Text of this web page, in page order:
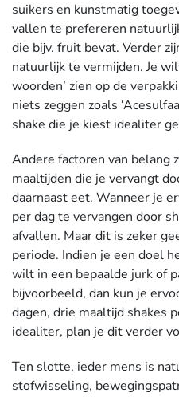
suikers en kunstmatig
vallen te prefereren
die bijv. fruit bevat. Verder
natuurlijk te vermijden. Je
woorden’ zien op de
niets zeggen zoals
shake die je kiest idealiter
Andere factoren van belang
maaltijden die je vervangt
daarnaast eet. Wanneer je
per dag te vervangen door
afvallen. Maar dit is zeker
periode. Indien je een doel
wilt in een bepaalde jurk of
bijvoorbeeld, dan kun je
dagen, drie maaltijd shakes
idealiter, plan je dit verder
Ten slotte, ieder mens is
stofwisseling,